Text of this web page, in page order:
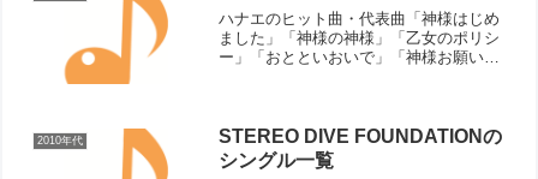
ハナエのヒット曲・代表曲「神様はじめ
ました」「神様の神様」「乙女のポリシ
ー」「おとといおいで」「神様お願い」
2010年代
STEREO DIVE FOUNDATIONの
シングル一覧